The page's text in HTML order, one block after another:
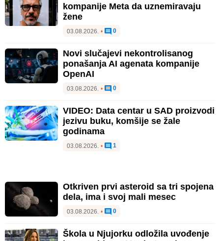
kompanije Meta da uznemiravaju
žene
03.08.2026. • 0
Novi slučajevi nekontrolisanog
ponašanja AI agenata kompanije
OpenAI
03.08.2026. • 0
VIDEO: Data centar u SAD proizvodi
jezivu buku, komšije se žale
godinama
03.08.2026. • 1
Otkriven prvi asteroid sa tri spojena
dela, ima i svoj mali mesec
03.08.2026. • 0
Škola u Njujorku odložila uvođenje